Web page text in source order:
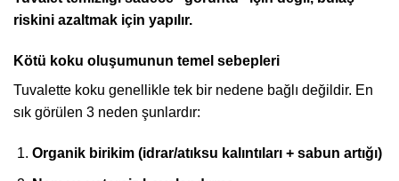
riskini azaltmak için yapılır.
Kötü koku oluşumunun temel sebepleri
Tuvalette koku genellikle tek bir nedene bağlı değildir. En
sık görülen 3 neden şunlardır:
Organik birikim (idrar/atıksu kalıntıları + sabun artığı)